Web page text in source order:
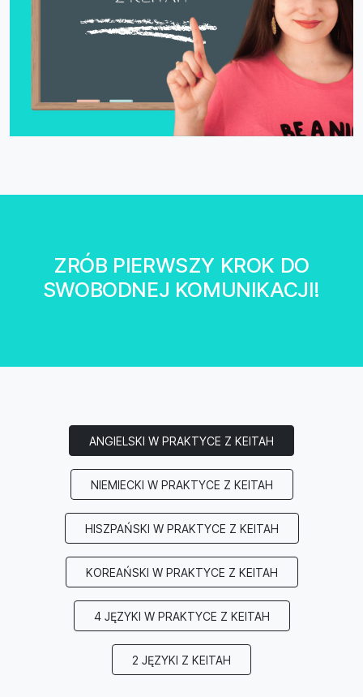
ZRÓB PIERWSZY KROK DO
SWOBODNEJ KOMUNIKACJI!
ANGIELSKI W PRAKTYCE Z KEITAH
NIEMIECKI W PRAKTYCE Z KEITAH
HISZPAŃSKI W PRAKTYCE Z KEITAH
KOREAŃSKI W PRAKTYCE Z KEITAH
4 JĘZYKI W PRAKTYCE Z KEITAH
2 JĘZYKI Z KEITAH